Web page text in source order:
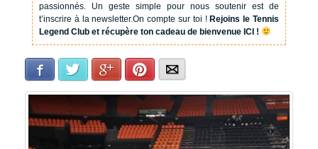
passionnés. Un geste simple pour nous soutenir est de
t’inscrire à la newsletter.On compte sur toi !Rejoins le Tennis
Legend Club et récupère ton cadeau de bienvenue ICI !
Facebook Twitter Google+Pinterest